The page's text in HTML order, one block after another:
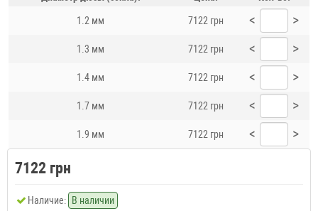
1.2 мм 7122 грн < >
1.3 мм 7122 грн < >
1.4 мм 7122 грн < >
1.7 мм 7122 грн < >
1.9 мм 7122 грн < >
7122 грн
Наличие: В наличии